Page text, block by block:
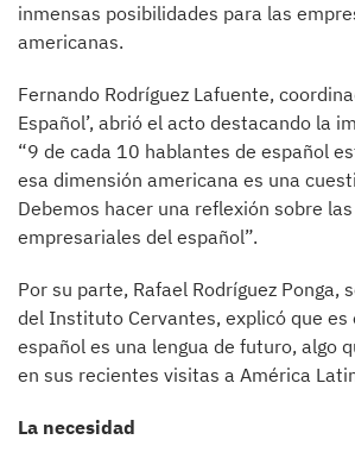
inmensas posibilidades para las
americanas.
Fernando Rodríguez Lafuente,
Español’, abrió el acto destacando la
“9 de cada 10 hablantes de español
esa dimensión americana es una
Debemos hacer una reflexión sobre
empresariales del español”.
Por su parte, Rafael Rodríguez Ponga,
del Instituto Cervantes, explicó que es
español es una lengua de futuro, algo
en sus recientes visitas a América
La necesidad